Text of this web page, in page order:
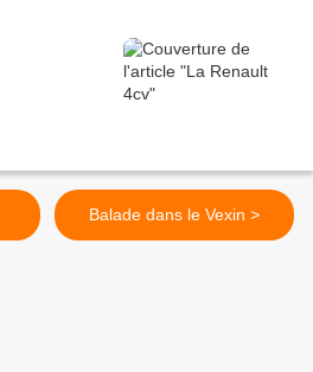
Balade dans le Vexin >